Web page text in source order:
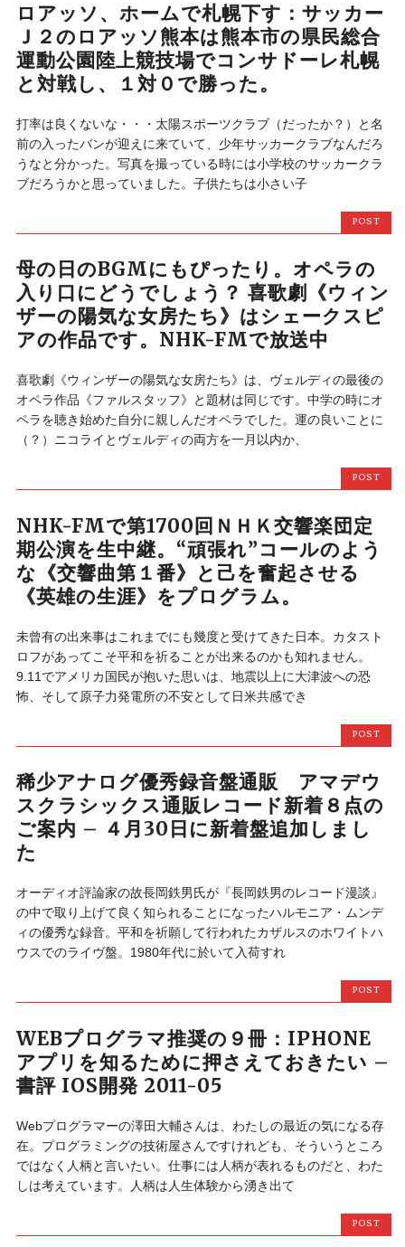
ロアッソ、ホームで札幌下す：サッカー
Ｊ２のロアッソ熊本は熊本市の県民総合
運動公園陸上競技場でコンサドーレ札幌
と対戦し、１対０で勝った。
打率は良くないな・・・太陽スポーツクラブ（だったか？）と名
前の入ったバンが迎えに来ていて、少年サッカークラブなんだろ
うなと分かった。写真を撮っている時には小学校のサッカークラ
ブだろうかと思っていました。子供たちは小さい子
POST
母の日のBGMにもぴったり。オペラの
入り口にどうでしょう？ 喜歌劇《ウィン
ザーの陽気な女房たち》はシェークスピ
アの作品です。NHK-FMで放送中
喜歌劇《ウィンザーの陽気な女房たち》は、ヴェルディの最後の
オペラ作品《ファルスタッフ》と題材は同じです。中学の時にオ
ペラを聴き始めた自分に親しんだオペラでした。運の良いことに
（？）ニコライとヴェルディの両方を一月以内か、
POST
NHK-FMで第1700回ＮＨＫ交響楽団定
期公演を生中継。“頑張れ”コールのよう
な《交響曲第１番》と己を奮起させる
《英雄の生涯》をプログラム。
未曾有の出来事はこれまでにも幾度と受けてきた日本。カタスト
ロフがあってこそ平和を祈ることが出来るのかも知れません。
9.11でアメリカ国民が抱いた思いは、地震以上に大津波への恐
怖、そして原子力発電所の不安として日米共感でき
POST
稀少アナログ優秀録音盤通販 アマデウ
スクラシックス通販レコード新着８点の
ご案内 – ４月30日に新着盤追加しまし
た
オーディオ評論家の故長岡鉄男氏が『長岡鉄男のレコード漫談』
の中で取り上げて良く知られることになったハルモニア・ムンデ
ィの優秀な録音。平和を祈願して行われたカザルスのホワイトハ
ウスでのライヴ盤。1980年代に於いて入荷すれ
POST
WEBプログラマ推奨の９冊：IPHONE
アプリを知るために押さえておきたい –
書評 IOS開発 2011-05
Webプログラマーの澤田大輔さんは、わたしの最近の気になる存
在。プログラミングの技術屋さんですけれども、そういうところ
ではなく人柄と言いたい。仕事には人柄が表れるものだと、わた
しは考えています。人柄は人生体験から湧き出て
POST